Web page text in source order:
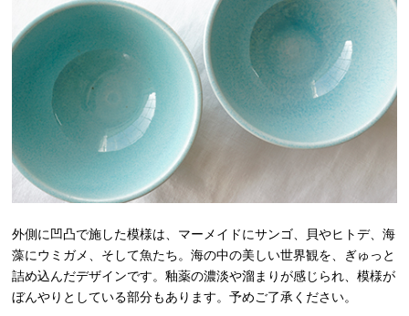
外側に凹凸で施した模様は、マーメイドにサンゴ、貝やヒトデ、海
藻にウミガメ、そして魚たち。海の中の美しい世界観を、ぎゅっと
詰め込んだデザインです。釉薬の濃淡や溜まりが感じられ、模様が
ぼんやりとしている部分もあります。予めご了承ください。